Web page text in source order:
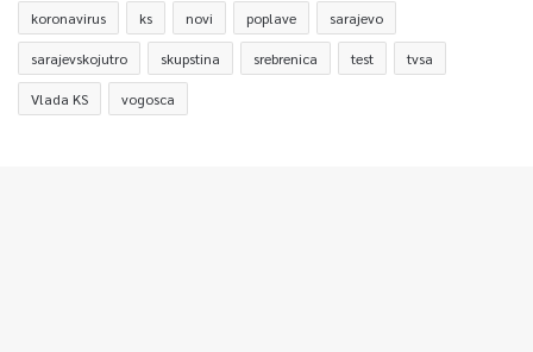
koronavirus ks novi poplave sarajevo
sarajevskojutro skupstina srebrenica test tvsa
Vlada KS vogosca